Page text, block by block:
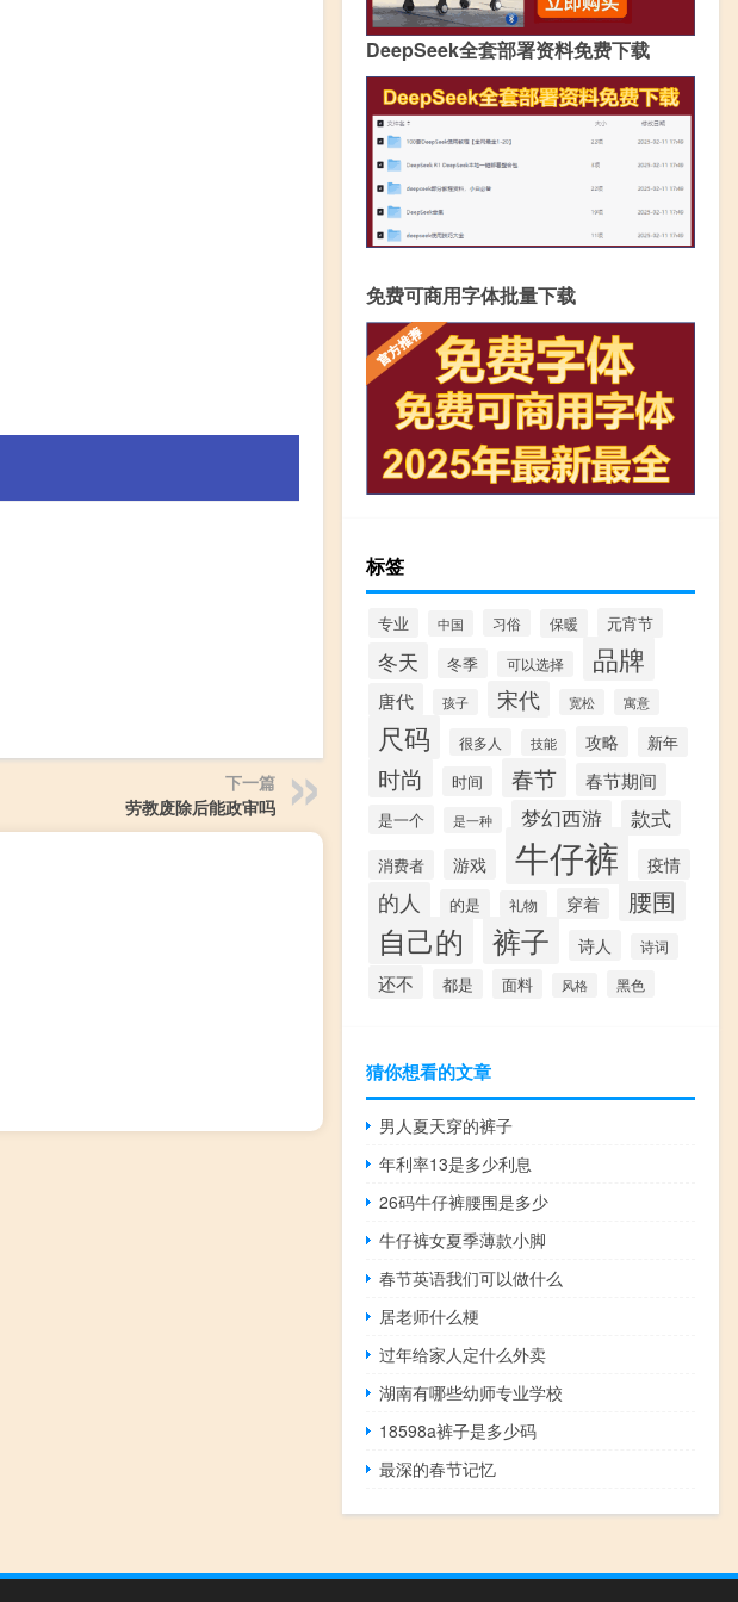
下一篇
劳教废除后能政审吗
DeepSeek全套部署资料免费下载
免费可商用字体批量下载
标签
专业 中国 习俗 保暖 元宵节
冬天 冬季 可以选择 品牌
唐代 孩子 宋代 宽松 寓意
尺码 很多人 技能 攻略 新年
时尚 时间 春节 春节期间
是一个 是一种 梦幻西游 款式
消费者 游戏 牛仔裤 疫情
的人 的是 礼物 穿着 腰围
自己的 裤子 诗人 诗词
还不 都是 面料 风格 黑色
猜你想看的文章
男人夏天穿的裤子
年利率13是多少利息
26码牛仔裤腰围是多少
牛仔裤女夏季薄款小脚
春节英语我们可以做什么
居老师什么梗
过年给家人定什么外卖
湖南有哪些幼师专业学校
18598a裤子是多少码
最深的春节记忆